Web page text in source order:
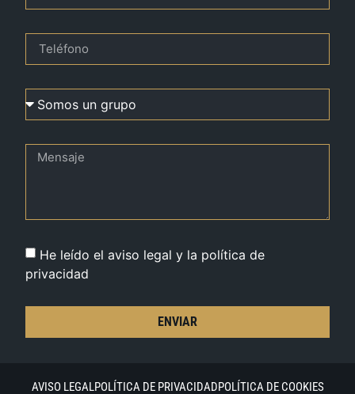
He leído el aviso legal y la política de
privacidad
ENVIAR
AVISO LEGALPOLÍTICA DE PRIVACIDADPOLÍTICA DE COOKIES